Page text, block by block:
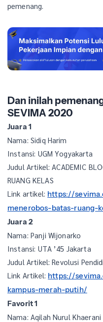
pemenang.
Dan inilah
SEVIMA 2020
Juara 1
Nama: Sidiq Harim
Instansi: UGM Yogyakarta
Judul Artikel: ACADEMIC
RUANG KELAS
Link artikel: https://
menerobos-batas-ruang-
Juara 2
Nama: Panji Wijonarko
Instansi: UTA ’45 Jakarta
Judul Artikel: Revolusi
Link Artikel: https://
kampus-merah-putih/
Favorit 1
Nama: Aqilah Nurul